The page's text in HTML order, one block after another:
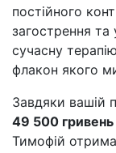
постійного
загострення
сучасну
флакон якого
Завдяки вашій
49 500 гривень
Тимофій